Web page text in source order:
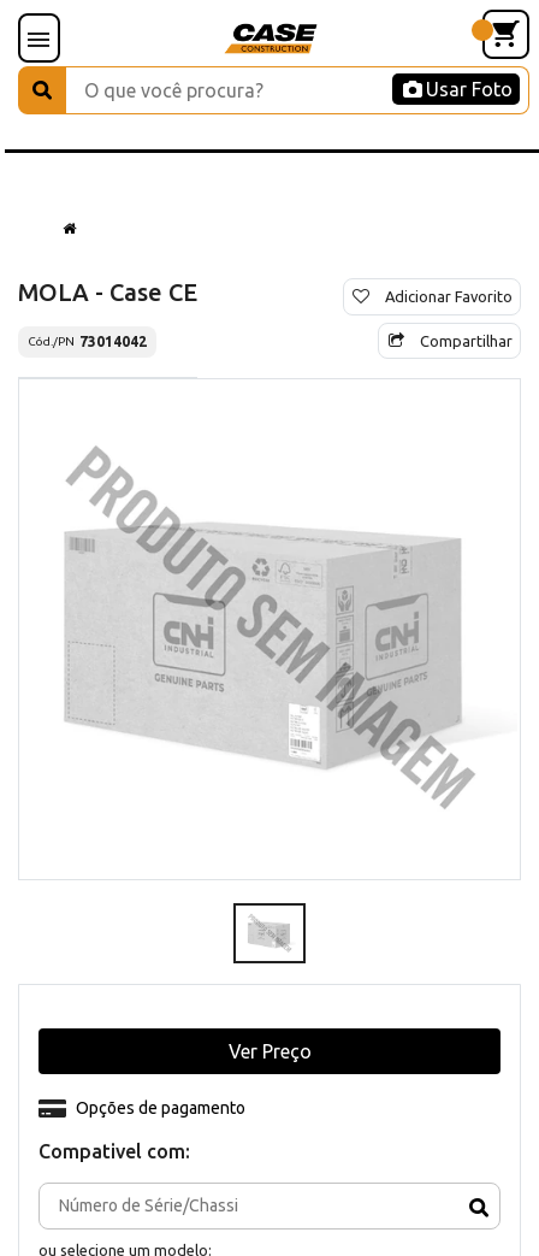
Usar Foto
MOLA - Case CE
Cód./PN 73014042
Adicionar Favorito
Compartilhar
Compativel com:
ou selecione um modelo:
Opções de pagamento
Ver Preço